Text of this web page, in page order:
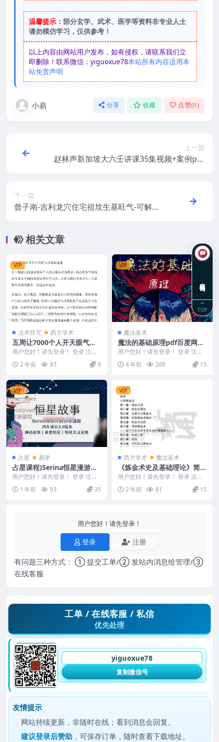
温馨提示： 部分玄学、武术、医学等资料非专业人士
请勿模仿学习，仅供参考！
以上内容由网站用户发布，如有侵权，请联系我们立
即删除！联系微信：yiguoxue78本站所有内容适用本
站免责声明
小易 分享 收藏 点赞(0)
上一篇
赵林声新加坡大六壬讲课35集视频+案例pdf
下一篇
曾子南-吉利龙穴住宅祖坟生基旺气-可解人
相关文章
VIP
法术符咒 西方学术
五周让7000个人开天眼气功
修炼速成
用户您好！请先登录！ 登录 注册
五周让7000个人开天眼气功修炼
速成.pdf ...
2 年前 87 8
VIP
魔法巫术
魔法的基础原理pdf百度网盘
下载
用户您好！请先登录！ 登录 注册
4 年前 269 15
VIP
占星 易学
占星课程)Serina恒星漫游之
旅·解密星空的语言～深度‮习
学‬一整年～心灵升级3.0「知
识层面+实修层面」
用户您好！请先登录！ 登录 注册
占星课程)Serina恒星漫游之旅·解
密星空的...
1 年前 93 35
VIP
西方学术 魔法巫术
《炼金术史及基础理论》简
译.pdf
用户您好！请先登录！ 登录 注册
《炼金术史及基础理论》简译.pdf
24012...
2 年前 81 15
用户您好！请先登录！
登录 注册
有问题三种方式： ① 提交工单/② 发站内消息给管理/③
在线客服
工单 / 在线客服 / 私信
优先处理
yiguoxue78
复制微信号
友情提示
网站持续更新，非随时在线；看到消息会回复。
建议登录后赞助 ，可保存订单，随时查看下载地址。
TOP